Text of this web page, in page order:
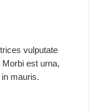
vulputate
est urna,
mauris.